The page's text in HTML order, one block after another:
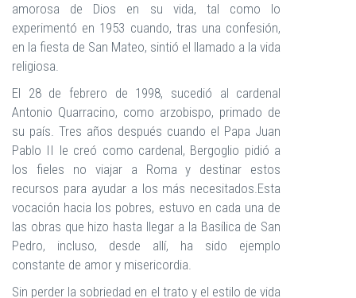
amorosa de Dios en su vida, tal como lo
experimentó en 1953 cuando, tras una confesión,
en la fiesta de San Mateo, sintió el llamado a la vida
religiosa.
El 28 de febrero de 1998, sucedió al cardenal
Antonio Quarracino, como arzobispo, primado de
su país. Tres años después cuando el Papa Juan
Pablo II le creó como cardenal, Bergoglio pidió a
los fieles no viajar a Roma y destinar estos
recursos para ayudar a los más necesitados.Esta
vocación hacia los pobres, estuvo en cada una de
las obras que hizo hasta llegar a la Basílica de San
Pedro, incluso, desde allí, ha sido ejemplo
constante de amor y misericordia.
Sin perder la sobriedad en el trato y el estilo de vida